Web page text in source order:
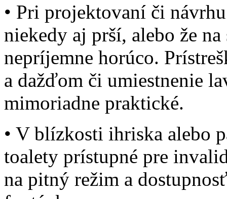
• Pri projektovaní či
niekedy aj prší, alebo že
nepríjemne horúco.
a dažďom či umiestnenie
mimoriadne praktické.
• V blízkosti ihriska alebo
toalety prístupné pre
na pitný režim a